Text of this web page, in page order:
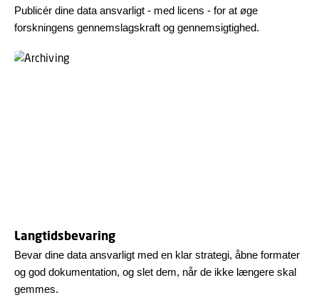
Publicér dine data ansvarligt - med licens - for at øge
forskningens gennemslagskraft og gennemsigtighed.
Langtidsbevaring
Bevar dine data ansvarligt med en klar strategi, åbne formater
og god dokumentation, og slet dem, når de ikke længere skal
gemmes.